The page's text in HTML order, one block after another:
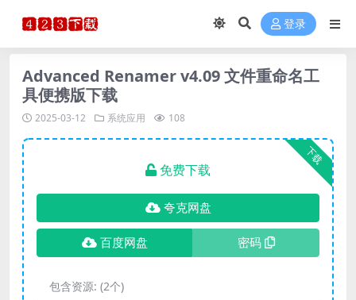
登录
Advanced Renamer v4.09 文件重命名工
具便携版下载
2025-03-12 系统应用 108
下载
免费下载
夸克网盘
百度网盘 密码
包含资源: (2个)